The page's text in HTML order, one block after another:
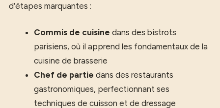
d’étapes marquantes :
Commis de cuisine dans des bistrots
parisiens, où il apprend les fondamentaux de la
cuisine de brasserie
Chef de partie dans des restaurants
gastronomiques, perfectionnant ses
techniques de cuisson et de dressage